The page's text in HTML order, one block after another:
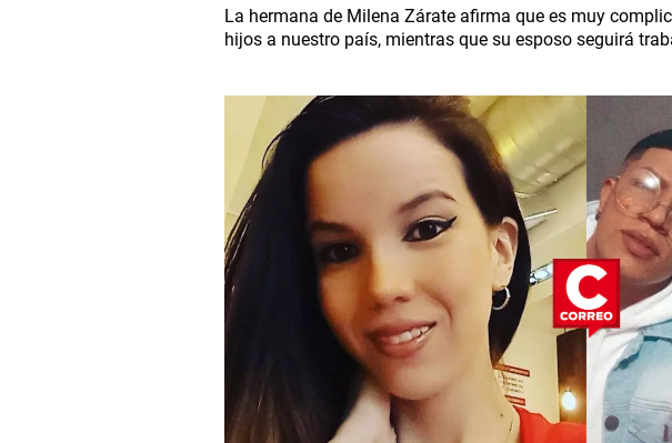
La hermana de Milena Zárate afirma que es muy
hijos a nuestro país, mientras que su esposo seguirá